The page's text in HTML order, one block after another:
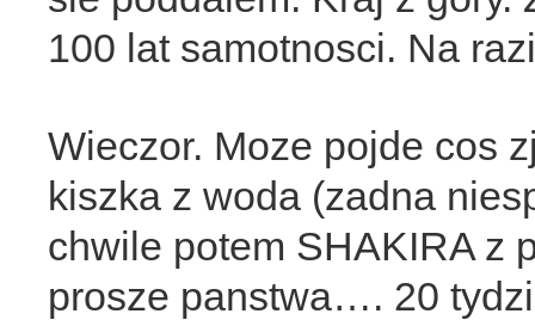
100 lat samotnosci. Na
Wieczor. Moze pojde cos
kiszka z woda (zadna
chwile potem SHAKIRA z
prosze panstwa…. 20